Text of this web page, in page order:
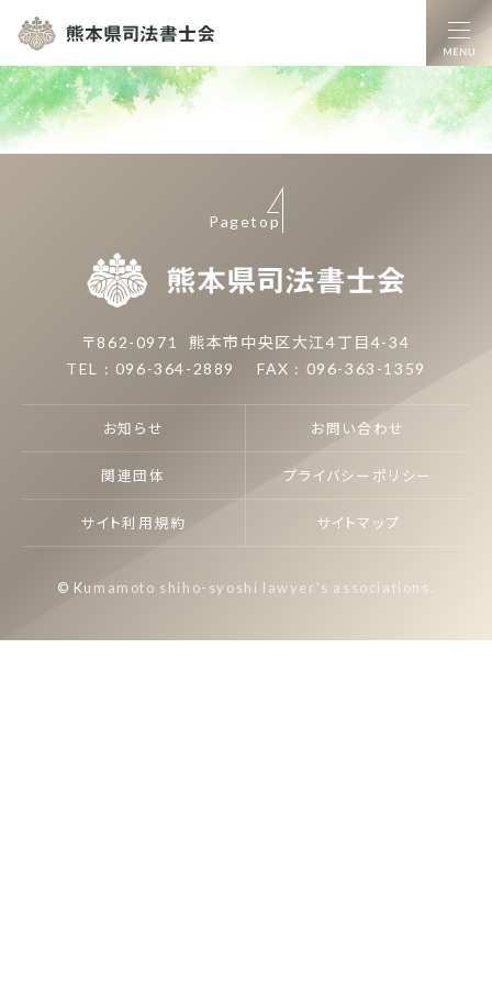
熊本県司法書士
〒862-0971
熊本市中央区大江4丁目4-34
TEL : 096-364-2889
FAX : 096-363-1359
お知らせ お問い合わせ
関連団体 プライバシーポリシー
サイト利用規約 サイトマップ
Pagetop
© Kumamoto shiho-syoshi lawyer's associations.